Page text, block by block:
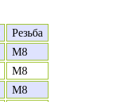
Резьба
M8
M8
M8